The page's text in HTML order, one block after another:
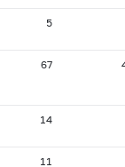
5
67
14
11